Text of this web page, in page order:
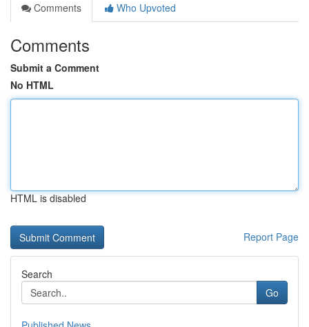
Comments
Who Upvoted
Comments
Submit a Comment
No HTML
HTML is disabled
Report Page
Search
Go